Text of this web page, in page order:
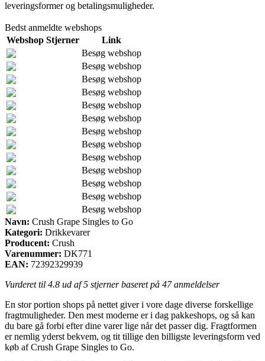
leveringsformer og betalingsmuligheder.
Bedst anmeldte webshops
Webshop Stjerner
Link
Besøg webshop
Besøg webshop
Besøg webshop
Besøg webshop
Besøg webshop
Besøg webshop
Besøg webshop
Besøg webshop
Besøg webshop
Besøg webshop
Besøg webshop
Besøg webshop
Besøg webshop
Navn: Crush Grape Singles to Go
Kategori: Drikkevarer
Producent: Crush
Varenummer: DK771
EAN: 72392329939
Vurderet til 4.8 ud af 5 stjerner baseret på 47anmeldelser
En stor portion shops på nettet giver i vore dage diverse forskellige
fragtmuligheder. Den mest moderne er i dag pakkeshops, og så kan
du bare gå forbi efter dine varer lige når det passer dig. Fragtformen
er nemlig yderst bekvem, og tit tillige den billigste leveringsform ved
køb af Crush Grape Singles to Go.